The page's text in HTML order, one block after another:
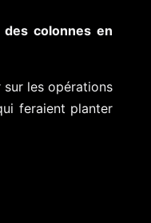
colonnes en
les opérations
feraient planter